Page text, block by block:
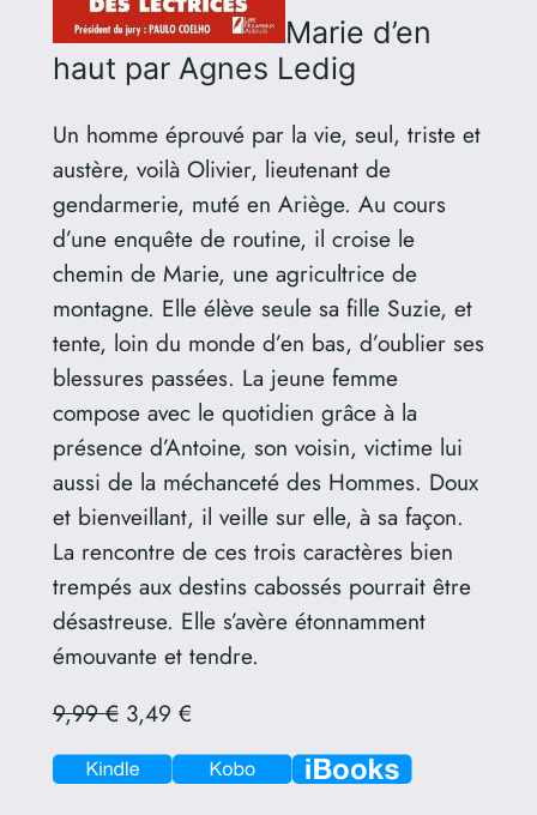
Marie d’en
haut par Agnes Ledig
Un homme éprouvé par la vie, seul, triste et
austère, voilà Olivier, lieutenant de
gendarmerie, muté en Ariège. Au cours
d’une enquête de routine, il croise le
chemin de Marie, une agricultrice de
montagne. Elle élève seule sa fille Suzie, et
tente, loin du monde d’en bas, d’oublier ses
blessures passées. La jeune femme
compose avec le quotidien grâce à la
présence d’Antoine, son voisin, victime lui
aussi de la méchanceté des Hommes. Doux
et bienveillant, il veille sur elle, à sa façon.
La rencontre de ces trois caractères bien
trempés aux destins cabossés pourrait être
désastreuse. Elle s’avère étonnamment
émouvante et tendre.
9,99 €3,49 €